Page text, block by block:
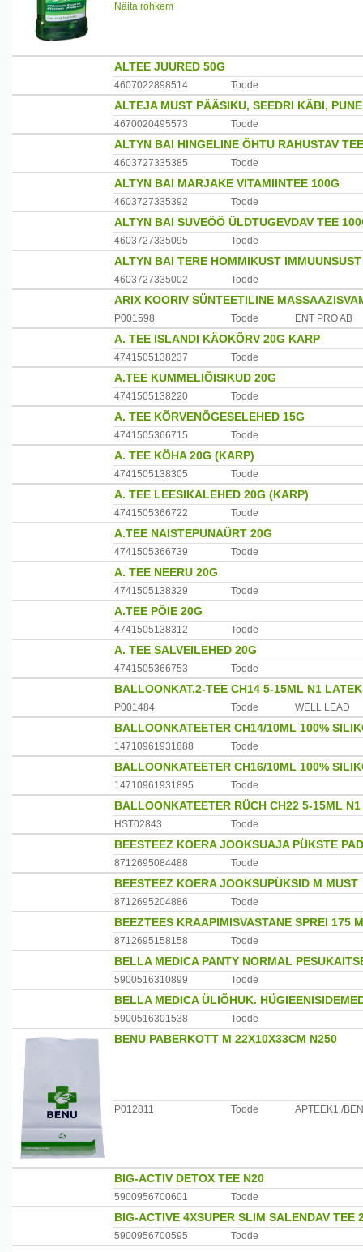
Kasutamine:Täitke kork suuveega,loputage suud ja
.
Koostis:aaloe mahl,greipfruudiseemnete
Hoiatus:Mitte alla neelata!
Päritolumaa:Itaalia
Maaletooja:Taula Pharma OÜ,Pärnu mnt.160A,11317
Näita rohkem
ALTEE JUURED 50G
4607022898514 Toode
ALTEJA MUST PÄÄSIKU, SEEDRI KÄBI,
4670020495573 Toode
ALTYN BAI HINGELINE ÕHTU RAHUSTAV
4603727335385 Toode
ALTYN BAI MARJAKE VITAMIINTEE 100G
4603727335392 Toode
ALTYN BAI SUVEÖÖ ÜLDTUGEVDAV TEE
4603727335095 Toode
ALTYN BAI TERE HOMMIKUST
4603727335002 Toode
ARIX KOORIV SÜNTEETILINE
P001598 Toode ENT PRO AB
A. TEE ISLANDI KÄOKÕRV 20G KARP
4741505138237 Toode
A.TEE KUMMELIÕISIKUD 20G
4741505138220 Toode
A. TEE KÕRVENÕGESELEHED 15G
4741505366715 Toode
A. TEE KÖHA 20G (KARP)
4741505138305 Toode
A. TEE LEESIKALEHED 20G (KARP)
4741505366722 Toode
A.TEE NAISTEPUNAÜRT 20G
4741505366739 Toode
A. TEE NEERU 20G
4741505138329 Toode
A.TEE PÕIE 20G
4741505138312 Toode
A. TEE SALVEILEHED 20G
4741505366753 Toode
BALLOONKAT.2-TEE CH14 5-15ML N1
P001484 Toode WELL LEAD
BALLOONKATEETER CH14/10ML 100%
14710961931888 Toode
BALLOONKATEETER CH16/10ML 100%
14710961931895 Toode
BALLOONKATEETER RÜCH CH22 5-15ML
HST02843 Toode
BEESTEEZ KOERA JOOKSUAJA PÜKSTE
8712695084488 Toode
BEESTEEZ KOERA JOOKSUPÜKSID M MUST
8712695204886 Toode
BEEZTEES KRAAPIMISVASTANE SPREI 175
8712695158158 Toode
BELLA MEDICA PANTY NORMAL
5900516310899 Toode
BELLA MEDICA ÜLIÕHUK.
5900516301538 Toode
BENU PABERKOTT M 22X10X33CM N250
P012811 Toode APTEEK1 /
BIG-ACTIV DETOX TEE N20
5900956700601 Toode
BIG-ACTIVE 4XSUPER SLIM SALENDAV TEE
5900956700595 Toode